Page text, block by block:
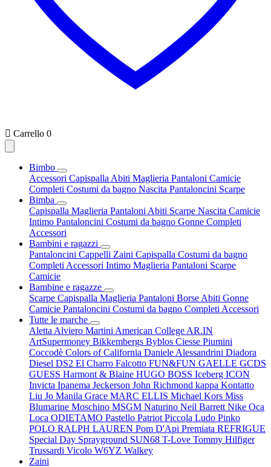
 Carrello 0
Bimbo
Accessori Capispalla Abiti Maglieria Pantaloni Camicie
Completi Costumi da bagno Nascita Pantaloncini Scarpe
Bimba
Capispalla Maglieria Pantaloni Abiti Scarpe Nascita Camicie
Intimo Pantaloncini Costumi da bagno Gonne Completi
Accessori
Bambini e ragazzi
Pantaloncini Cappelli Zaini Capispalla Costumi da bagno
Completi Accessori Intimo Maglieria Pantaloni Scarpe
Camicie
Bambine e ragazze
Scarpe Capispalla Maglieria Pantaloni Borse Abiti Gonne
Camicie Pantaloncini Costumi da bagno Completi Accessori
Tutte le marche
Aletta Alviero Martini American College AR.IN
ArtSupermoney Bikkembergs Byblos Ciesse Piumini
Coccodè Colors of California Daniele Alessandrini Diadora
Diesel DS2 El Charro Falcotto FUN&FUN GAELLE GCDS
GUESS Harmont & Blaine HUGO BOSS Iceberg ICON
Invicta Ipanema Jeckerson John Richmond kappa Kontatto
Liu Jo Manila Grace MARC ELLIS Michael Kors Miss
Blumarine Moschino MSGM Naturino Neil Barrett Nike Oca
Loca ODIETAMO Pastello Patriot Piccola Ludo Pinko
POLO RALPH LAUREN Pom D'Api Premiata REFRIGUE
Special Day Sprayground SUN68 T-Love Tommy Hilfiger
Trussardi Vicolo W6YZ Walkey
Zaini